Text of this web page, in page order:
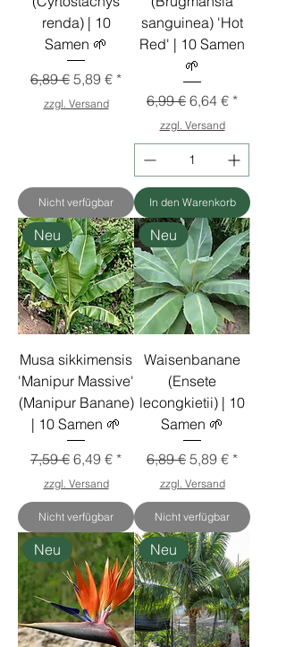
renda) | 10
Samen 🌱
Standardpreis
6,89 € Sale-Preis
5,89 €
zzgl. Versand
Nicht verfügbar
sanguinea) 'Hot
Red' | 10 Samen
🌱
Standardpreis
6,99 € Sale-Preis
6,64 €
zzgl. Versand
In den Warenkorb
Neu
Musa sikkimensis
'Manipur Massive'
(Manipur Banane)
| 10 Samen 🌱
Standardpreis
7,59 € Sale-Preis
6,49 €
zzgl. Versand
Nicht verfügbar
Neu
Waisenbanane
(Ensete
lecongkietii) | 10
Samen 🌱
Standardpreis
6,89 € Sale-Preis
5,89 €
zzgl. Versand
Nicht verfügbar
Neu Neu